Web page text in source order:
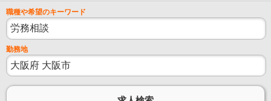
職種や希望のキーワード
勤務地